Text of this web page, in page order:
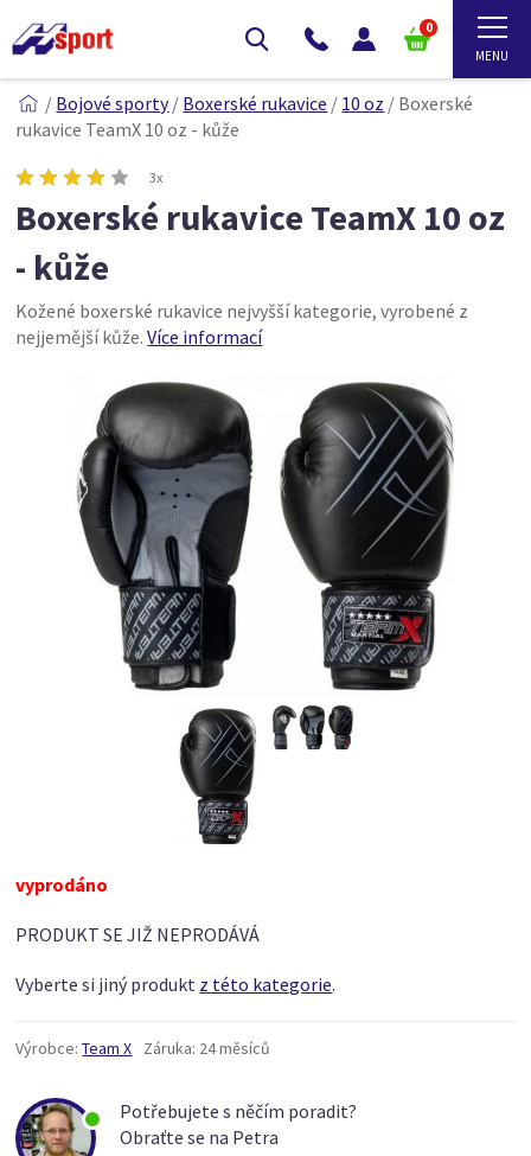
0
/ Bojové sporty/ Boxerské rukavice / 10 oz / Boxerské
rukavice TeamX 10 oz - kůže
3x
Boxerské rukavice TeamX 10 oz
- kůže
Kožené boxerské rukavice nejvyšší kategorie, vyrobené z
nejjemější kůže.Více informací
vyprodáno
PRODUKT SE JIŽ NEPRODÁVÁ
Vyberte si jiný produkt z této kategorie.
Výrobce: Team X Záruka: 24 měsíců
Potřebujete s něčím poradit?
Obraťte se na Petra